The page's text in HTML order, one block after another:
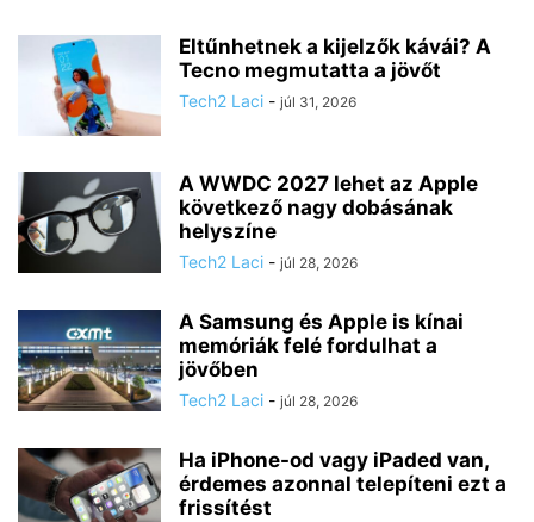
Eltűnhetnek a kijelzők kávái? A
Tecno megmutatta a jövőt
Tech2 Laci - júl 31, 2026
A WWDC 2027 lehet az Apple
következő nagy dobásának
helyszíne
Tech2 Laci - júl 28, 2026
A Samsung és Apple is kínai
memóriák felé fordulhat a
jövőben
Tech2 Laci - júl 28, 2026
Ha iPhone-od vagy iPaded van,
érdemes azonnal telepíteni ezt a
frissítést